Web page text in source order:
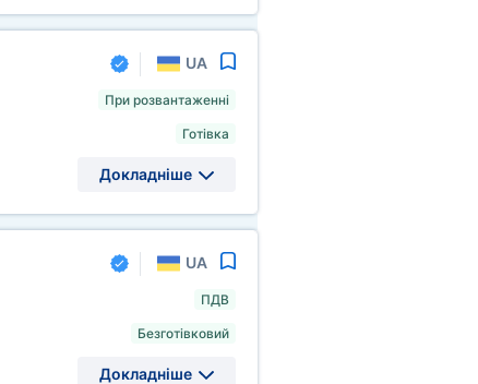
UA
При розвантаженні
Готівка
Докладніше
UA
ПДВ
Безготівковий
Докладніше